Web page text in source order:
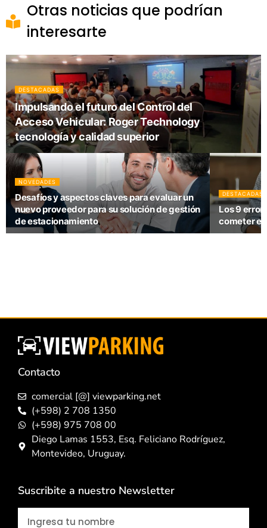
Otras noticias que podrían
interesarte
DESTACADAS
Impulsando el futuro del Control del
Acceso Vehicular: Roger Technology
tecnología y calidad superior
NOVEDADES
Desafíos y aspectos claves para evaluar un
nuevo proveedor para su solución de gestión
de estacionamiento
DESTACADAS
Los 9
cometer
Contacto
comercial [@] viewparking.net
(+598) 2 708 1350
(+598) 975 708 00
Diego Lamas 1553, Esq. Feliciano Rodríguez,
Montevideo, Uruguay.
Suscribite a nuestro Newsletter